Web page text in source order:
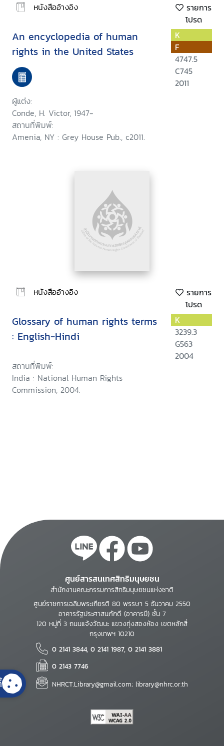
หนังสืออ้างอิง
รายการ
โปรด
An encyclopedia of human
rights in the United States
ผู้แต่ง:
Conde, H. Victor, 1947-
สถานที่พิมพ์:
Amenia, NY : Grey House Pub., c2011.
K
F
4747.5
C745
2011
หนังสืออ้างอิง
รายการ
โปรด
Glossary of human rights terms
: English-Hindi
สถานที่พิมพ์:
India : National Human Rights
Commission, 2004.
K
3239.3
G563
2004
ศูนย์สารสนเทศสิทธิมนุษยชน
สำนักงานคณะกรรมการสิทธิมนุษยชนแห่งชาติ
ศูนย์ราชการเฉลิมพระเกียรติ 80 พรรษา 5 ธันวาคม 2550
อาคารรัฐประศาสนภักดี (อาคารบี) ชั้น 7
120 หมู่ที่ 3 ถนนแจ้งวัฒนะ แขวงทุ่งสองห้อง เขตหลักสี่
กรุงเทพฯ 10210
0 2141 3844, 0 2141 1987, 0 2141 3881
0 2143 7746
NHRCT.Library@gmail.com; library@nhrc.or.th